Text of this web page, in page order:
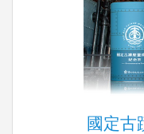
國定古